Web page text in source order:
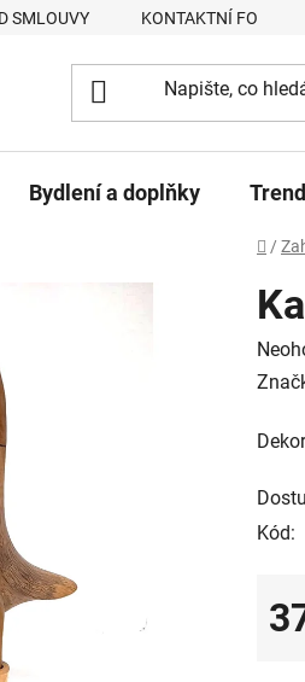
SMLOUVY KONTAKTNÍ
Bydlení a doplňky
/
je
z
5
Kód: